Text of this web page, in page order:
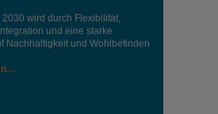
wird durch Flexibilität,
und eine starke
Nachhaltigkeit und Wohlbefinden